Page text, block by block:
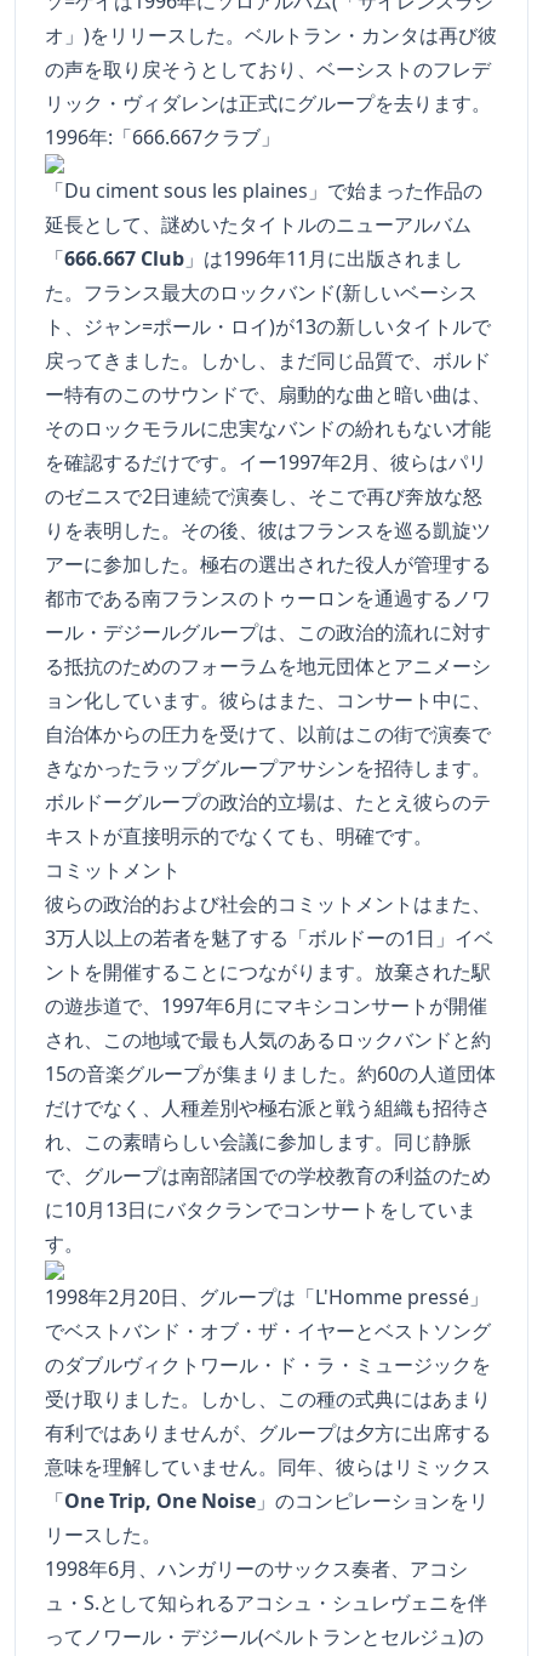
オ」)をリリースした。ベルトラン・カンタは再び彼
の声を取り戻そうとしており、ベーシストのフレデ
リック・ヴィダレンは正式にグループを去ります。
1996年:「666.667クラブ」
「Du ciment sous les plaines」で始まった作品の
延長として、謎めいたタイトルのニューアルバム
「666.667 Club 」は1996年11月に出版されまし
た。フランス最大のロックバンド(新しいベーシス
ト、ジャン=ポール・ロイ)が13の新しいタイトルで
戻ってきました。しかし、まだ同じ品質で、ボルド
ー特有のこのサウンドで、扇動的な曲と暗い曲は、
そのロックモラルに忠実なバンドの紛れもない才能
を確認するだけです。イー1997年2月、彼らはパリ
のゼニスで2日連続で演奏し、そこで再び奔放な怒
りを表明した。その後、彼はフランスを巡る凱旋ツ
アーに参加した。極右の選出された役人が管理する
都市である南フランスのトゥーロンを通過するノワ
ール・デジールグループは、この政治的流れに対す
る抵抗のためのフォーラムを地元団体とアニメーシ
ョン化しています。彼らはまた、コンサート中に、
自治体からの圧力を受けて、以前はこの街で演奏で
きなかったラップグループアサシンを招待します。
ボルドーグループの政治的立場は、たとえ彼らのテ
キストが直接明示的でなくても、明確です。
コミットメント
彼らの政治的および社会的コミットメントはまた、
3万人以上の若者を魅了する「ボルドーの1日」イベ
ントを開催することにつながります。放棄された駅
の遊歩道で、1997年6月にマキシコンサートが開催
され、この地域で最も人気のあるロックバンドと約
15の音楽グループが集まりました。約60の人道団体
だけでなく、人種差別や極右派と戦う組織も招待さ
れ、この素晴らしい会議に参加します。同じ静脈
で、グループは南部諸国での学校教育の利益のため
に10月13日にバタクランでコンサートをしていま
す。
1998年2月20日、グループは「L'Homme pressé」
でベストバンド・オブ・ザ・イヤーとベストソング
のダブルヴィクトワール・ド・ラ・ミュージックを
受け取りました。しかし、この種の式典にはあまり
有利ではありませんが、グループは夕方に出席する
意味を理解していません。同年、彼らはリミックス
「One Trip, One Noise 」のコンピレーションをリ
リースした。
1998年6月、ハンガリーのサックス奏者、アコシ
ュ・S.として知られるアコシュ・シュレヴェニを伴
ってノワール・デジール(ベルトランとセルジュ)の